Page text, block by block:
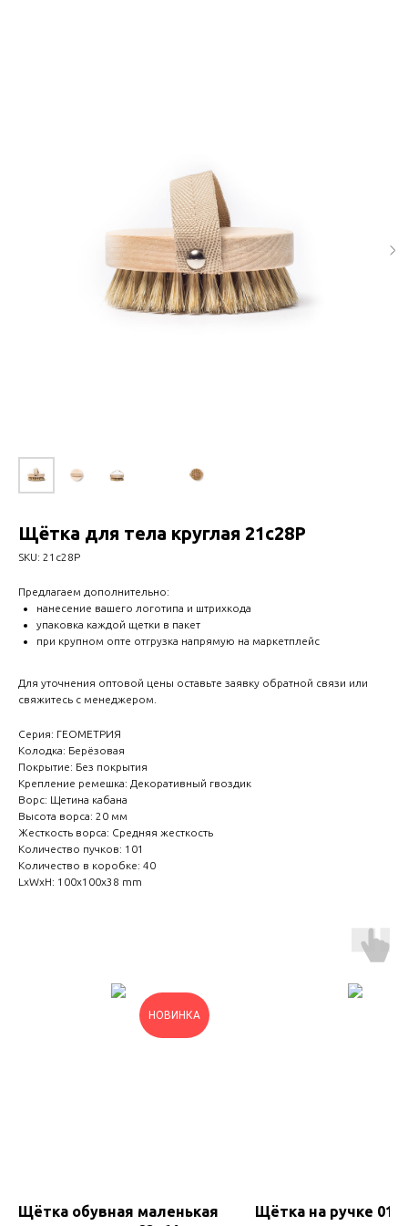
Щётка для тела круглая 21с28Р
SKU: 21с28Р
Предлагаем дополнительно:
нанесение вашего логотипа и штрихкода
упаковка каждой щетки в пакет
при крупном опте отгрузка напрямую на маркетплейс
Для уточнения оптовой цены оставьте заявку обратной связи или
свяжитесь с менеджером.
Серия: ГЕОМЕТРИЯ
Колодка: Берёзовая
Покрытие: Без покрытия
Крепление ремешка: Декоративный гвоздик
Ворс: Щетина кабана
Высота ворса: 20 мм
Жесткость ворса: Средняя жесткость
Количество пучков: 101
Количество в коробке: 40
LxWxH: 100x100x38 mm
НОВИНКА
Щётка обувная маленькая
Щётка на ручке